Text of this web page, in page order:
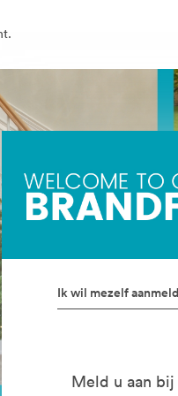
Ik wil mezelf
Meld u aan